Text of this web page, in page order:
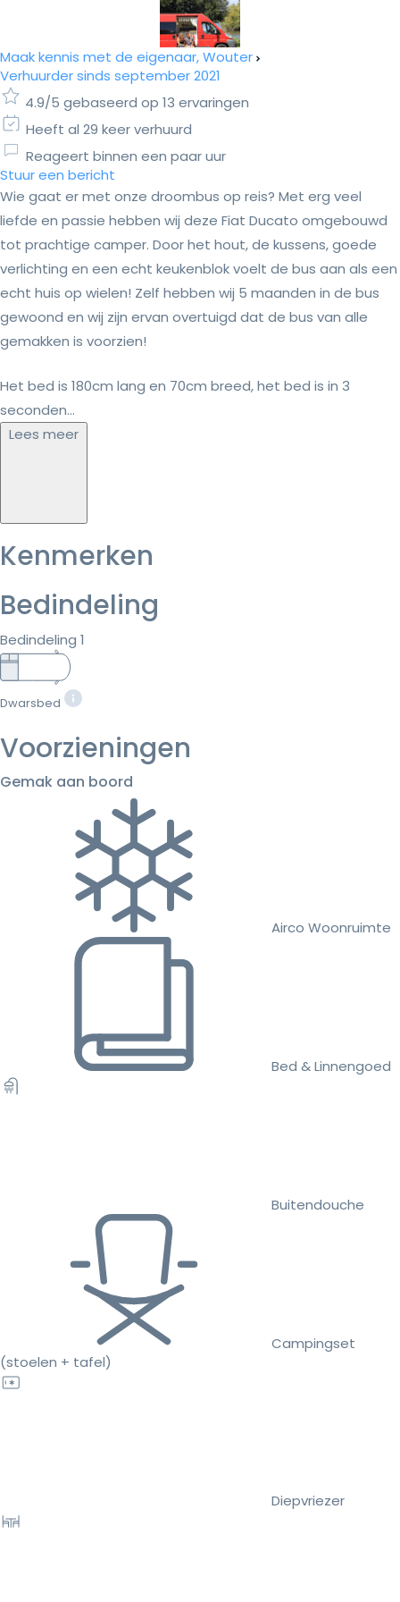
Maak kennis met de eigenaar, Wouter
Verhuurder sinds september 2021
4.9/5 gebaseerd op 13 ervaringen
Heeft al 29 keer verhuurd
Reageert binnen een paar uur
Stuur een bericht
Wie gaat er met onze droombus op reis? Met erg veel
liefde en passie hebben wij deze Fiat Ducato omgebouwd
tot prachtige camper. Door het hout, de kussens, goede
verlichting en een echt keukenblok voelt de bus aan als een
echt huis op wielen! Zelf hebben wij 5 maanden in de bus
gewoond en wij zijn ervan overtuigd dat de bus van alle
gemakken is voorzien!
Het bed is 180cm lang en 70cm breed, het bed is in 3
seconden...
Lees meer
Kenmerken
Bedindeling
Bedindeling 1
Dwarsbed
Voorzieningen
Gemak aan boord
Airco Woonruimte
Bed & Linnengoed
Buitendouche
Campingset
(stoelen + tafel)
Diepvriezer